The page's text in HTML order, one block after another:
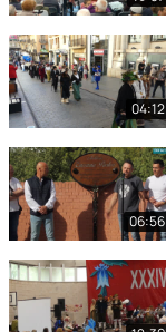
04:12
06:56